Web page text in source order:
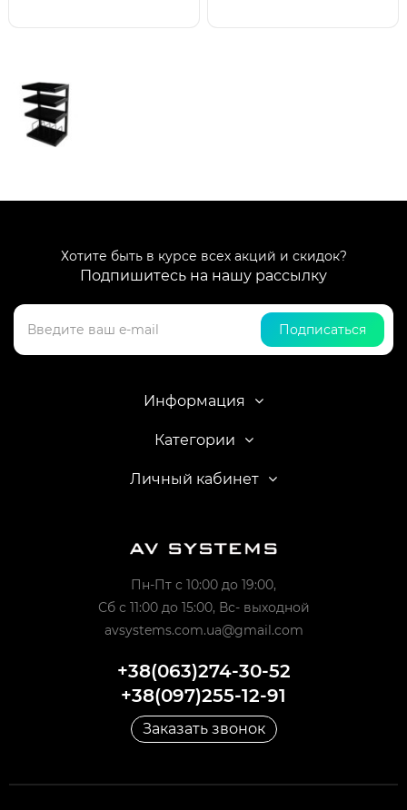
Хотите быть в курсе всех акций и скидок?
Подпишитесь на нашу рассылку
Подписаться
Информация
Категории
Личный кабинет
Пн-Пт с 10:00 до 19:00,
Сб с 11:00 до 15:00, Вс- выходной
avsystems.com.ua@gmail.com
+38(063)274-30-52
+38(097)255-12-91
Заказать звонок